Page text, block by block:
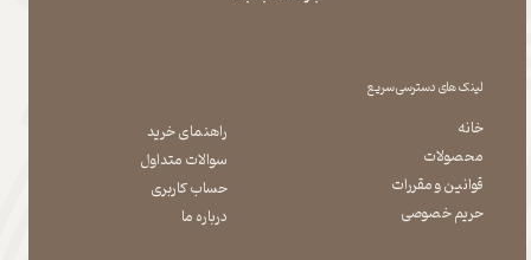
لینک های دسترسی سریع
خانه
محصولات
قوانین و مقررات
حریم خصوصی
راهنمای خرید
سوالات متداول
حساب کاربری
درباره ما